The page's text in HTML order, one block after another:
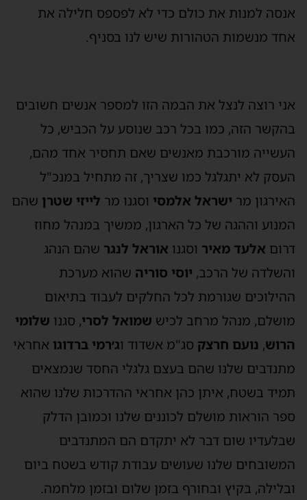
אנסה למנות את כולם כדי לא לפספס חלילה את
אחד מנשמות הטהורות שיש לנו בסניף.
אני רוצה לנצל את הבמה הזו למספר אנשים חשובים
בהקשר הזה, כמו בכל רכב שנוסע על הכביש, כל
העשייה מורכבת מאנשים שאם תחסיר אחד מהם,
העסק לא יתגלגל כמו שצריך, זה מתחיל במנכ"ל
האירגון מרישראל אלמסיוסגנו מרלייזי שטרןשהם
המנוע וההגה של כל הארגון, ממשיך במנהל מחוז
דרוםאלעד מאירוסגנואוראל לנגרשהם הנהג
והשלדה של הרכב,יוסי סוריהשהוא מערכת
ההילוכים שגורמת לכל החלקים לעבוד בתיאום
מושלם, מנהל מרחב לכיששמואל לסרי, סגנושלומי
הרוש,נועם חרצקסג"מ אשדוד ו ג׳רמי ברדוגואחראי
מתנדבים שלנו שהם בעצם גלגלי החסד שנמצאים
תמיד בשטח, איתן כהן אחראי ההדרכות שלנו שהוא
ספר הוראות מושלם לכוננים שלנו וכמובן הדלק
שבלעדיו שום דבר לא יתקדם הם המתנדבים
המשובחים שלנו שעושים עבודת קודש בשטח ביום
ובלילה, בקיץ ובחורף בזמן שלום ובזמן מלחמה.